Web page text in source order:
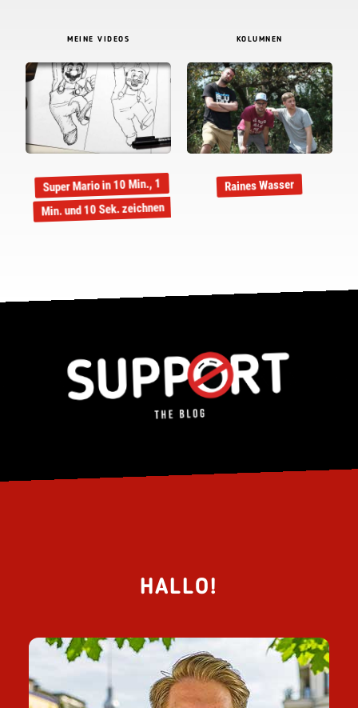
MEINE VIDEOS
Super Mario in 10 Min., 1
Min. und 10 Sek. zeichnen
KOLUMNEN
Raines Wasser
HALLO!